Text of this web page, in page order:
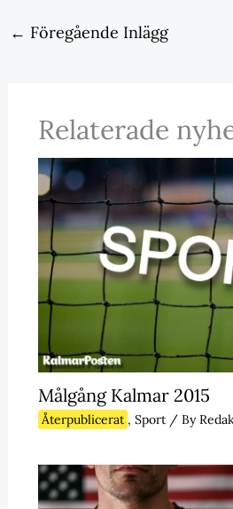
← Föregående Inlägg
Relaterade
Målgång Kalmar 2015
Återpublicerat , Sport/ By